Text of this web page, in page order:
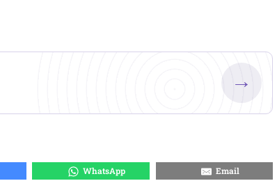
→
WhatsApp Email